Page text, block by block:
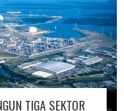
TIGA SEKTOR